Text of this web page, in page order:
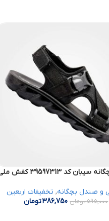
کد 39597313 کفش ملی
و صندل بچگانه, تخفیفات اربعین
595,000تومان 386,750تومان